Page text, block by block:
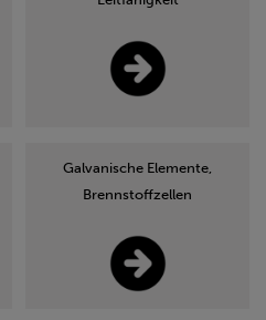
Galvanische Elemente,
Brennstoffzellen